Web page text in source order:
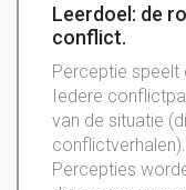
Leerdoel: de
conflict.
Perceptie speelt
Iedere
van de situatie
conflictverhalen).
Percepties